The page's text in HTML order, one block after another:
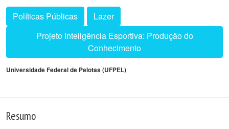
Políticas Públicas
Lazer
Projeto Inteligência Esportiva: Produção do
Conhecimento
Universidade Federal de Pelotas (UFPEL)
Resumo